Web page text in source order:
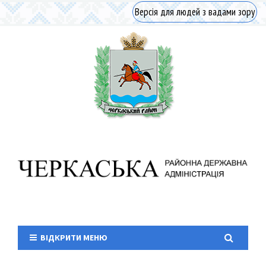
Версія для людей з вадами зору
ВІДКРИТИ МЕНЮ